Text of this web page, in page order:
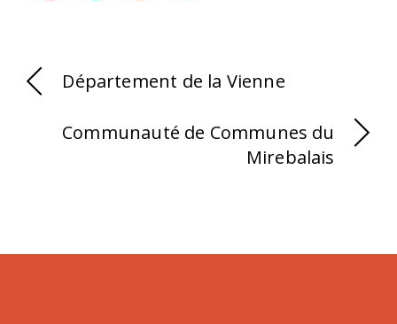
Département de la Vienne
Communauté de Communes du
Mirebalais